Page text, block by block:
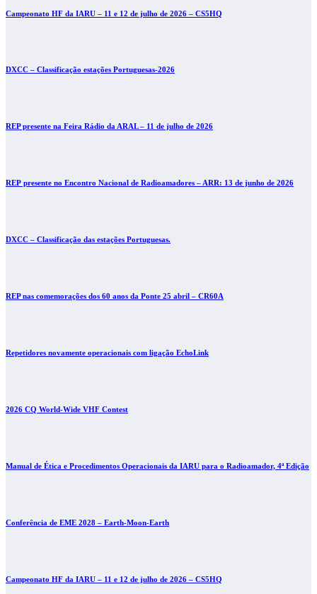
Campeonato HF da IARU – 11 e 12 de julho de 2026 – CS5HQ
DXCC – Classificação estações Portuguesas-2026
REP presente na Feira Rádio da ARAL – 11 de julho de 2026
REP presente no Encontro Nacional de Radioamadores – ARR: 13 de junho de 2026
DXCC – Classificação das estações Portuguesas.
REP nas comemorações dos 60 anos da Ponte 25 abril – CR60A
Repetidores novamente operacionais com ligação EchoLink
2026 CQ World-Wide VHF Contest
Manual de Ética e Procedimentos Operacionais da IARU para o Radioamador, 4ª Edição
Conferência de EME 2028 – Earth-Moon-Earth
Campeonato HF da IARU – 11 e 12 de julho de 2026 – CS5HQ